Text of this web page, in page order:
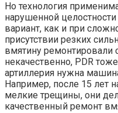
Но технология
нарушенной
вариант, как и при
присутствии резких
вмятину ремонтировали
некачественно, PDR
артиллерия нужна
Например, после 15 лет
мелкие трещины, они
качественный ремонт